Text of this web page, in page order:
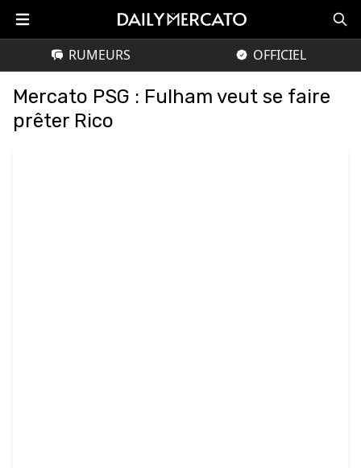
RUMEURS OFFICIEL
Mercato PSG : Fulham veut se faire
prêter Rico